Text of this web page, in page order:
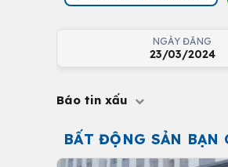
NGÀY ĐĂNG
23/03/2024
Báo tin xấu
BẤT ĐỘNG SẢN BẠN